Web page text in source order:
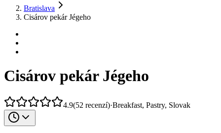
Bratislava
Cisárov pekár Jégeho
Cisárov pekár Jégeho
4.9(52 recenzí)·Breakfast, Pastry, Slovak